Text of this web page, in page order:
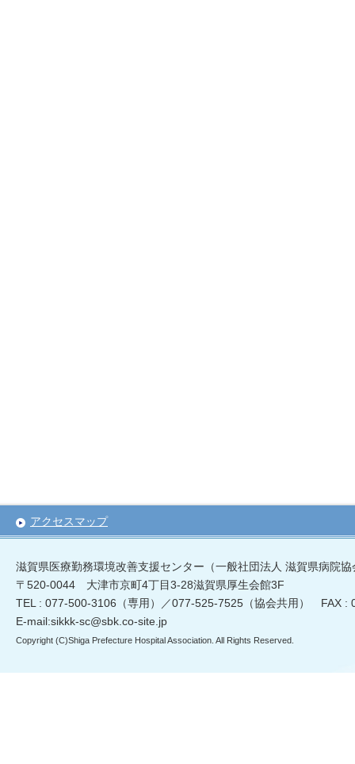
アクセスマップ
滋賀県医療勤務環境改善支援センター（一般社団法人 滋賀県病院協
〒520-0044 大津市京町4丁目3-28滋賀県厚生会館3F
TEL : 077-500-3106（専用）／077-525-7525（協会共用） FAX :
E-mail:sikkk-sc@sbk.co-site.jp
Copyright (C)Shiga Prefecture Hospital Association. All Rights Reserved.